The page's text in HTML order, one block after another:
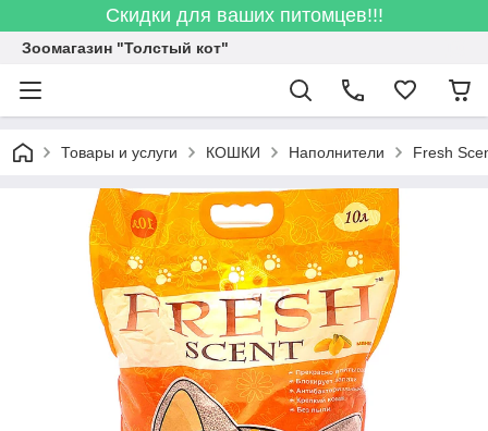
Скидки для ваших питомцев!!!
Зоомагазин "Толстый кот"
Товары и услуги КОШКИ Наполнители Fresh